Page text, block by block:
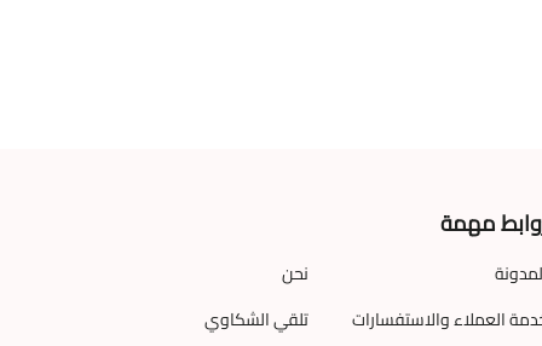
مهمة
نحن
العملاء والاستفسارات
تلقي الشكاوي